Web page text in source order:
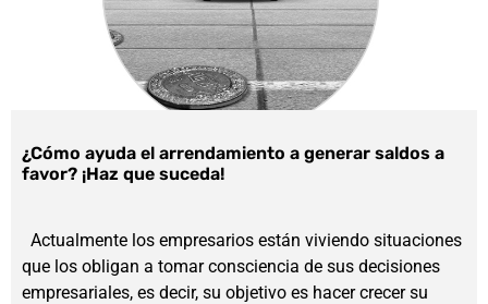
¿Cómo ayuda el arrendamiento a generar saldos a
favor? ¡Haz que suceda!
Actualmente los empresarios están viviendo situaciones
que los obligan a tomar consciencia de sus decisiones
empresariales, es decir, su objetivo es hacer crecer su